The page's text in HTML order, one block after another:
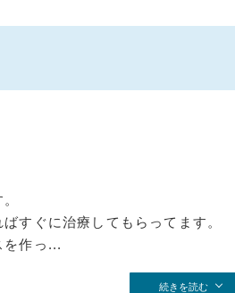
すぐに治療してもらってます。
を作っ...
続きを読む